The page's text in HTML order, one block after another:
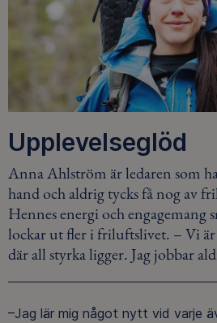
Upplevelseglöd
Anna Ahlström är ledaren som
hand och aldrig tycks få nog av
Hennes energi och engagemang
lockar ut fler i friluftslivet. – Vi är
där all styrka ligger. Jag jobbar
–Jag lär mig något nytt vid varje